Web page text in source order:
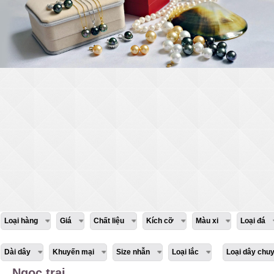
Loại hàng Giá Chất liệu Kích cỡ Màu xi Loại đá
Dài dây Khuyến mại Size nhẫn Loại lắc Loại dây